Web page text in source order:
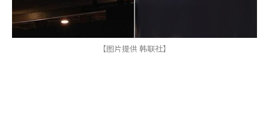
【图片提供 韩联社】